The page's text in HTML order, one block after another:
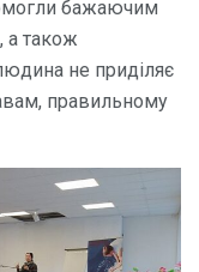
бажаючим
а також
не приділяє
правильному